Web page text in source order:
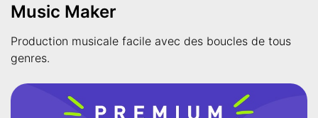
Music Maker
Production musicale facile avec des boucles de tous
genres.